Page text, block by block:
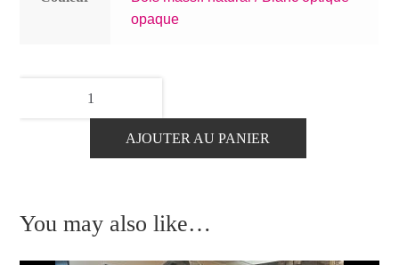
opaque
chêne,
AJOUTER AU PANIER
You may also like…